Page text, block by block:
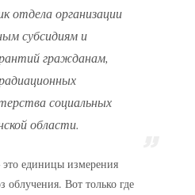
отдела организации
субсидиям и
гражданам,
социальных
области.
единицы измерения
облучения. Вот только где